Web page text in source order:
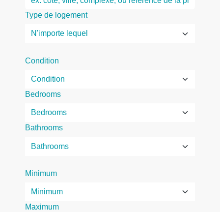
Type de logement
Condition
Bedrooms
Bathrooms
Minimum
Maximum